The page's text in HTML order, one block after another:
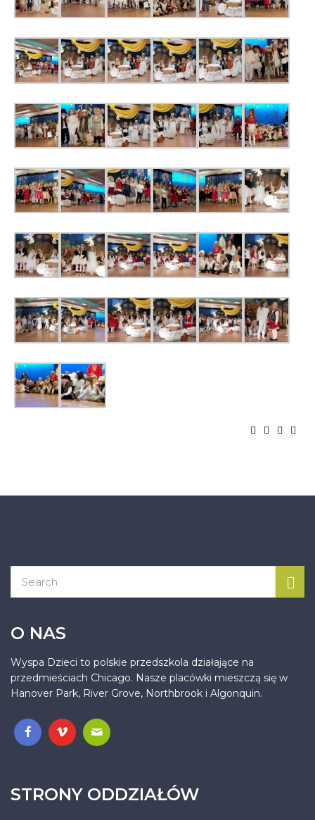
O NAS
Wyspa Dzieci to polskie przedszkola działające na
przedmieściach Chicago. Nasze placówki mieszczą się w
Hanover Park, River Grove, Northbrook i Algonquin.
.
STRONY ODDZIAŁÓW